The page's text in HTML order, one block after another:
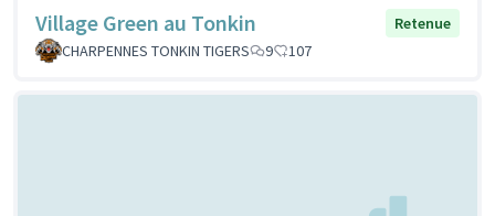
Village Green au Tonkin
Retenue
CHARPENNES TONKIN TIGERS
9 107